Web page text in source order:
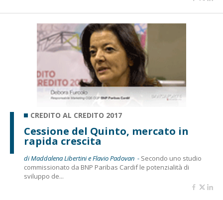
CREDITO AL CREDITO 2017
Cessione del Quinto, mercato in
rapida crescita
di Maddalena Libertini e Flavio Padovan - Secondo uno studio
commissionato da BNP Paribas Cardif le potenzialità di
sviluppo de...